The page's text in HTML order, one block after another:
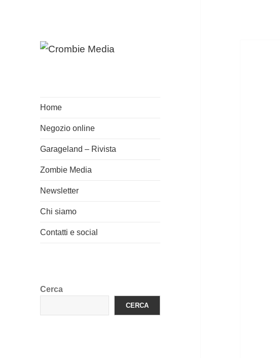
Home
Negozio online
Garageland – Rivista
Zombie Media
Newsletter
Chi siamo
Contatti e social
Cerca
CERCA